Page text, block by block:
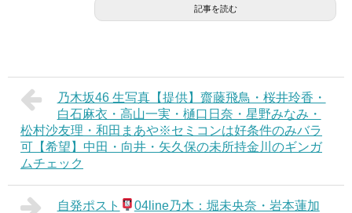
記事を読む
乃木坂46 生写真【提供】齋藤飛鳥・桜井玲香・
白石麻衣・高山一実・樋口日奈・星野みなみ・
松村沙友理・和田まあや※セミコンは好条件のみバラ
可【希望】中田・向井・矢久保の未所持金川のギンガ
ムチェック
自発ポスト
04line乃木：堀未央奈・岩本蓮加